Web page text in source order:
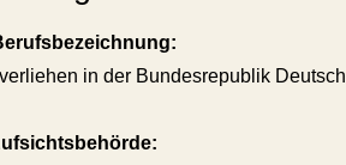
in der Bundesrepublik